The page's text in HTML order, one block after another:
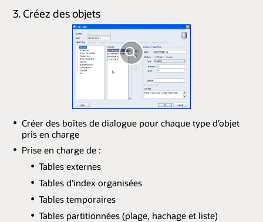
3. Créez des objets
Créer des boîtes de dialogue pour chaque type d’objet
pris en charge
Prise en charge de :
Tables externes
Tables d’index organisées
Tables temporaires
Tables partitionnées (plage, hachage et liste)